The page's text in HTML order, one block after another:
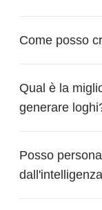
Come posso
Qual è la
generare
Posso